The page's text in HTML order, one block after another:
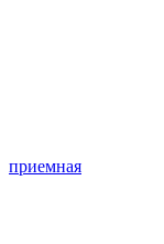
приемная